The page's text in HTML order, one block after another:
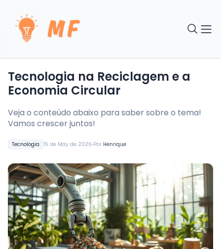
Tecnologia 15 de May de 2026•Por Henrique
Tecnologia na Reciclagem e a
Economia Circular
Veja o conteúdo abaixo para saber sobre o tema!
Vamos crescer juntos!